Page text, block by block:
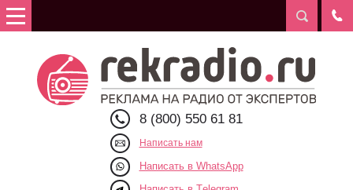
8 (800) 550 61 81
Написать нам
Написать в WhatsApp